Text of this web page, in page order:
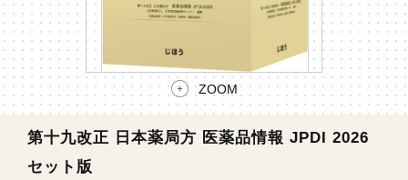
ZOOM
第十九改正 日本薬局方 医薬品情報 JPDI 2026
セット版